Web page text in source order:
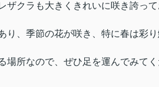
ザクラも大きくきれいに咲き誇っ
り、季節の花が咲き、特に春は彩り
場所なので、ぜひ足を運んでみてく